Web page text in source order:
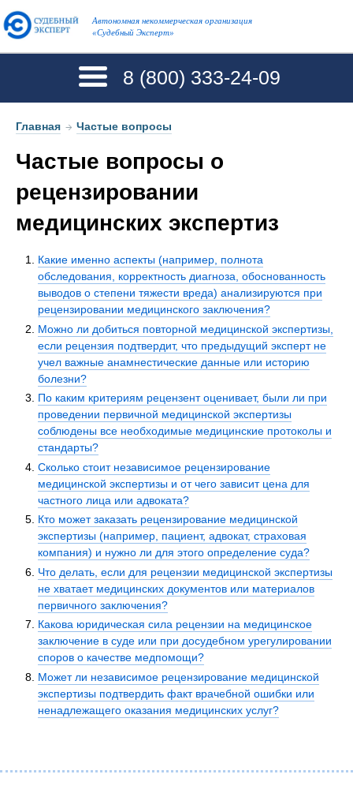
Автономная некоммерческая организация
«Судебный Эксперт»
8 (800) 333-24-09
Главная → Частые вопросы
Частые вопросы о
рецензировании
медицинских экспертиз
Какие именно аспекты (например, полнота
обследования, корректность диагноза, обоснованность
выводов о степени тяжести вреда) анализируются при
рецензировании медицинского заключения?
Можно ли добиться повторной медицинской экспертизы,
если рецензия подтвердит, что предыдущий эксперт не
учел важные анамнестические данные или историю
болезни?
По каким критериям рецензент оценивает, были ли при
проведении первичной медицинской экспертизы
соблюдены все необходимые медицинские протоколы и
стандарты?
Сколько стоит независимое рецензирование
медицинской экспертизы и от чего зависит цена для
частного лица или адвоката?
Кто может заказать рецензирование медицинской
экспертизы (например, пациент, адвокат, страховая
компания) и нужно ли для этого определение суда?
Что делать, если для рецензии медицинской экспертизы
не хватает медицинских документов или материалов
первичного заключения?
Какова юридическая сила рецензии на медицинское
заключение в суде или при досудебном урегулировании
споров о качестве медпомощи?
Может ли независимое рецензирование медицинской
экспертизы подтвердить факт врачебной ошибки или
ненадлежащего оказания медицинских услуг?